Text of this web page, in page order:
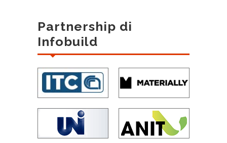
Partnership di
Infobuild